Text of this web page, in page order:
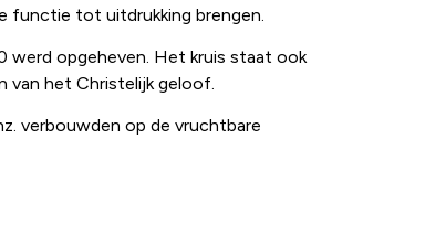
functie tot uitdrukking brengen.
werd opgeheven. Het kruis staat ook
van het Christelijk geloof.
verbouwden op de vruchtbare